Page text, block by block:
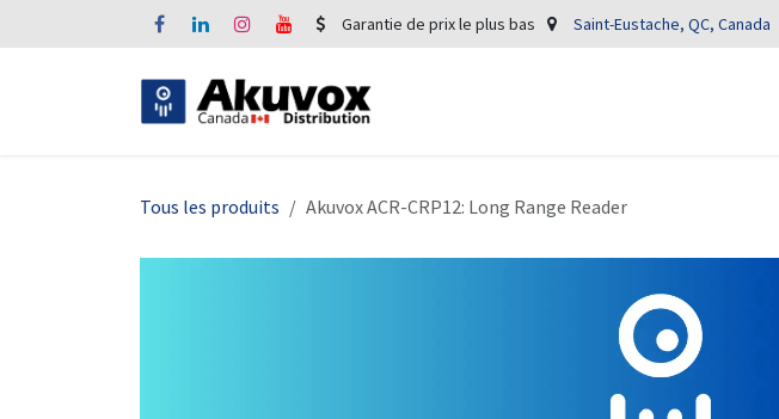
Se rendre au contenu Garantie de prix le plus bas Saint-Eustache, QC, Canada
Tous les produits Akuvox ACR-CRP12: Long Range Reader